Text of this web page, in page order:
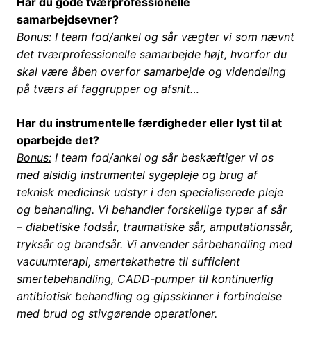
samarbejdsevner?
Bonus: I team fod/ankel og sår vægter vi som nævnt
det tværprofessionelle samarbejde højt, hvorfor du
skal være åben overfor samarbejde og videndeling
på tværs af faggrupper og afsnit…
Har du instrumentelle færdigheder eller lyst til at
oparbejde det?
Bonus: I team fod/ankel og sår beskæftiger vi os
med alsidig instrumentel sygepleje og brug af
teknisk medicinsk udstyr i den specialiserede pleje
og behandling. Vi behandler forskellige typer af sår
– diabetiske fodsår, traumatiske sår, amputationssår,
tryksår og brandsår. Vi anvender sårbehandling med
vacuumterapi, smertekathetre til sufficient
smertebehandling, CADD-pumper til kontinuerlig
antibiotisk behandling og gipsskinner i forbindelse
med brud og stivgørende operationer.